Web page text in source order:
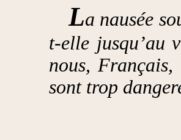
La nausée
t-elle jusqu’au
nous,
sont trop